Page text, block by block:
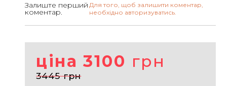
Залиште перший
коментар.
Для того, щоб залишити коментар,
необхідно авторизуватись.
ціна 3100 грн
3445 грн